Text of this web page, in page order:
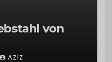
von
AZIZ